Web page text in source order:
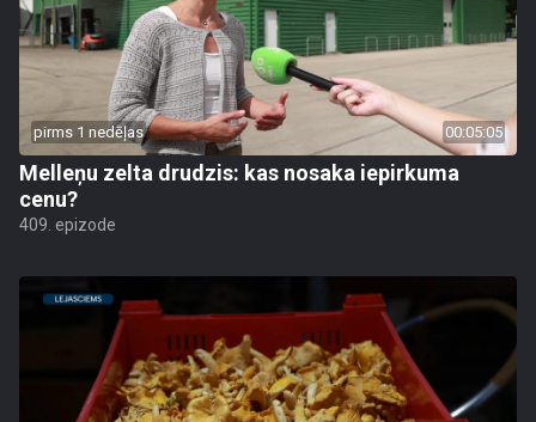
pirms 1 nedēļas 00:05:05
Melleņu zelta drudzis: kas nosaka iepirkuma
cenu?
409. epizode